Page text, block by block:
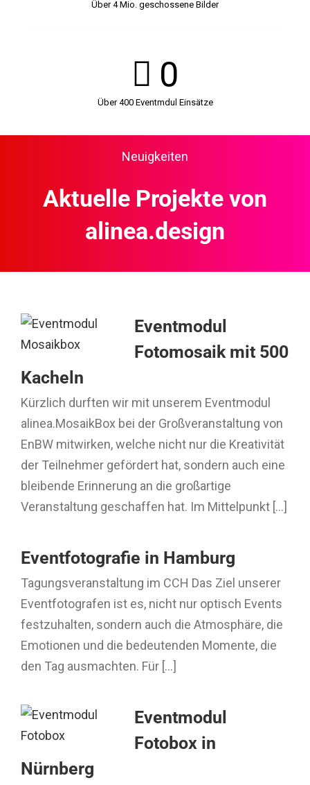
Über 4 Mio. geschossene Bilder
0
Über 400 Eventmdul Einsätze
Neuigkeiten
Aktuelle Projekte von
alinea.design
Eventmodul
Fotomosaik mit 500
Kacheln
Kürzlich durften wir mit unserem Eventmodul
alinea.MosaikBox bei der Großveranstaltung von
EnBW mitwirken, welche nicht nur die Kreativität
der Teilnehmer gefördert hat, sondern auch eine
bleibende Erinnerung an die großartige
Veranstaltung geschaffen hat. Im Mittelpunkt [...]
Eventfotografie in Hamburg
Tagungsveranstaltung im CCH Das Ziel unserer
Eventfotografen ist es, nicht nur optisch Events
festzuhalten, sondern auch die Atmosphäre, die
Emotionen und die bedeutenden Momente, die
den Tag ausmachten. Für [...]
Eventmodul
Fotobox in
Nürnberg